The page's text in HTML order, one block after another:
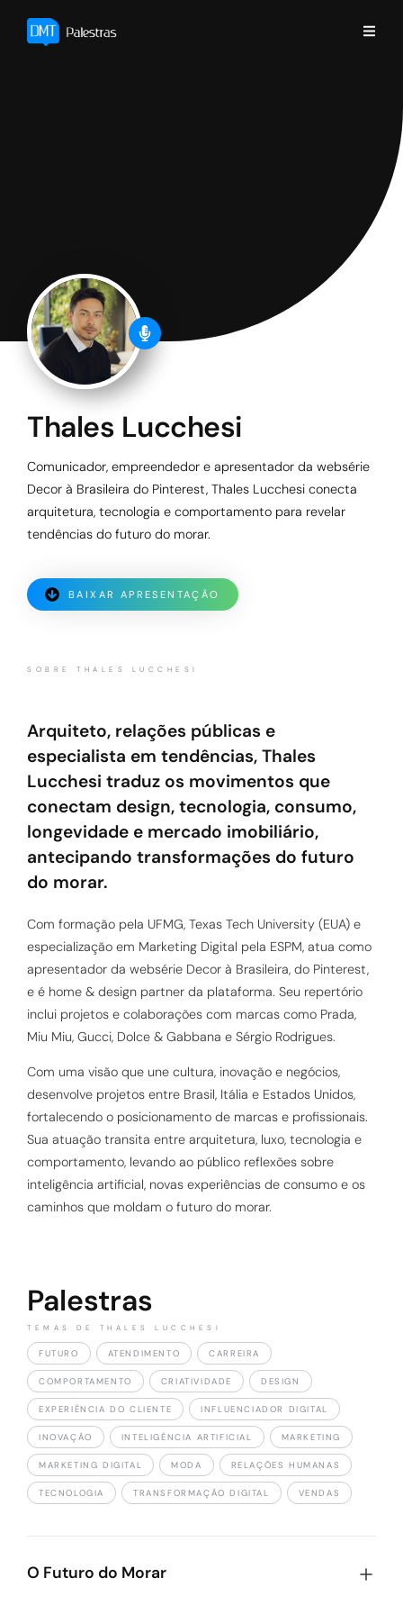
Thales Lucchesi
Comunicador, empreendedor e apresentador da websérie
Decor à Brasileira do Pinterest, Thales Lucchesi conecta
arquitetura, tecnologia e comportamento para revelar
tendências do futuro do morar.
BAIXAR APRESENTAÇÃO
SOBRE THALES LUCCHESI
Arquiteto, relações públicas e
especialista em tendências, Thales
Lucchesi traduz os movimentos que
conectam design, tecnologia, consumo,
longevidade e mercado imobiliário,
antecipando transformações do futuro
do morar.
Com formação pela UFMG, Texas Tech University (EUA) e
especialização em Marketing Digital pela ESPM, atua como
apresentador da websérie Decor à Brasileira, do Pinterest,
e é home & design partner da plataforma. Seu repertório
inclui projetos e colaborações com marcas como Prada,
Miu Miu, Gucci, Dolce & Gabbana e Sérgio Rodrigues.
Com uma visão que une cultura, inovação e negócios,
desenvolve projetos entre Brasil, Itália e Estados Unidos,
fortalecendo o posicionamento de marcas e profissionais.
Sua atuação transita entre arquitetura, luxo, tecnologia e
comportamento, levando ao público reflexões sobre
inteligência artificial, novas experiências de consumo e os
caminhos que moldam o futuro do morar.
Palestras
TEMAS DE THALES LUCCHESI
FUTURO ATENDIMENTO CARREIRA
COMPORTAMENTO CRIATIVIDADE DESIGN
EXPERIÊNCIA DO CLIENTE INFLUENCIADOR DIGITAL
INOVAÇÃO INTELIGÊNCIA ARTIFICIAL MARKETING
MARKETING DIGITAL MODA RELAÇÕES HUMANAS
TECNOLOGIA TRANSFORMAÇÃO DIGITAL VENDAS
O Futuro do Morar